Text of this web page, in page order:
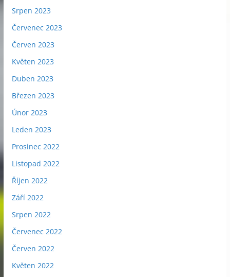
Srpen 2023
Červenec 2023
Červen 2023
Květen 2023
Duben 2023
Březen 2023
Únor 2023
Leden 2023
Prosinec 2022
Listopad 2022
Říjen 2022
Září 2022
Srpen 2022
Červenec 2022
Červen 2022
Květen 2022